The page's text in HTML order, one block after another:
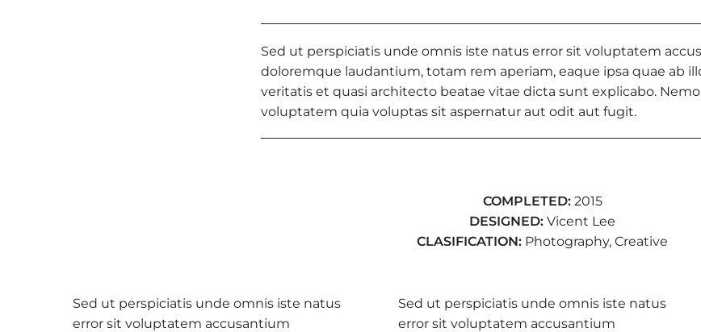
Sed ut perspiciatis unde omnis iste natus error sit voluptatem
doloremque laudantium, totam rem aperiam, eaque ipsa quae ab
veritatis et quasi architecto beatae vitae dicta sunt explicabo.
voluptatem quia voluptas sit aspernatur aut odit aut fugit.
COMPLETED:2015
DESIGNED: Vicent Lee
CLASIFICATION: Photography, Creative
Sed ut perspiciatis unde omnis iste natus
error sit voluptatem accusantium
Sed ut perspiciatis unde omnis iste natus
error sit voluptatem accusantium